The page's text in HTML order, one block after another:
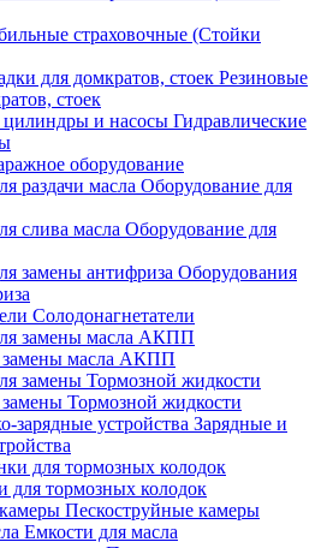
страховочные (Стойки
Резиновые
стоек
Гидравлические
оборудование
Оборудование для
Оборудование для
Оборудования
Солодонагнетатели
замены масла АКПП
Тормозной жидкости
Зарядные и
для тормозных колодок
Пескоструйные камеры
Емкости для масла